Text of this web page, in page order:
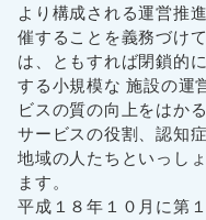
より構成される運営推
催することを義務づけ
は、ともすれば閉鎖的
する小規模な 施設の運
ビスの質の向上をはか
サービスの役割、認知
地域の人たちといっし
ます。
平成１８年１０月に第